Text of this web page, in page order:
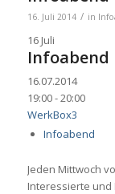
16. Juli 2014 / in
16 Juli
Infoabend
16.07.2014
19:00 - 20:00
WerkBox3
Infoabend
Jeden Mittwoch
Interessierte und